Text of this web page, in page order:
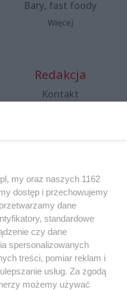
Bary, fast foody
Więcej
Redakcja
Kontakt
Specjalny koncert z okazji
20. urodzin portalu
wSzczecinie.pl
Regulamin konkursów
śniadaniówka "Hej
Szczecin! Jest piątek!"
my oraz naszych 1162
dostęp i przechowujemy
dane
standardowe
czy dane
spersonalizowanych
treści, pomiar reklam i
usług. Za zgodą
możemy używać